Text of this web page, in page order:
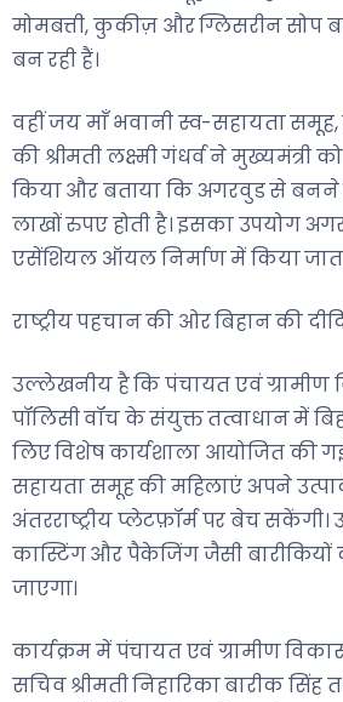
मोमबत्ती, कुकीज़ और ग्लिसरीन सोप
बन रही हैं।
वहीं जय माँ भवानी स्व-सहायता
की श्रीमती लक्ष्मी गंधर्व ने मुख्यमंत्री
किया और बताया कि अगरवुड से
लाखों रुपए होती है। इसका उपयोग
एसेंशियल ऑयल निर्माण में किया
राष्ट्रीय पहचान की ओर बिहान की
उल्लेखनीय है कि पंचायत एवं ग्रामीण
पॉलिसी वॉच के संयुक्त तत्वाधान में
लिए विशेष कार्यशाला आयोजित की
सहायता समूह की महिलाएं अपने
अंतरराष्ट्रीय प्लेटफ़ॉर्म पर बेच सकेंगी।
कास्टिंग और पैकेजिंग जैसी बारीकियों
जाएगा।
कार्यक्रम में पंचायत एवं ग्रामीण
सचिव श्रीमती निहारिका बारीक सिंह